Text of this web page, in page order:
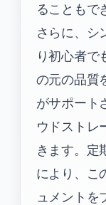
ることもで
さらに、シ
り初心者で
の元の品質
がサポート
ウドストレ
きます。定
により、こ
ュメントを